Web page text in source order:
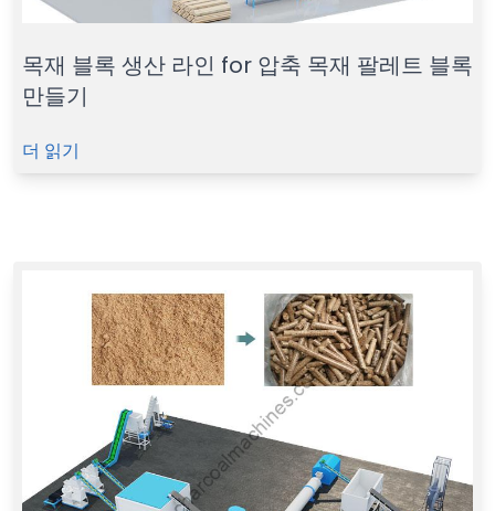
목재 블록 생산 라인 for 압축 목재 팔레트 블록
만들기
더 읽기